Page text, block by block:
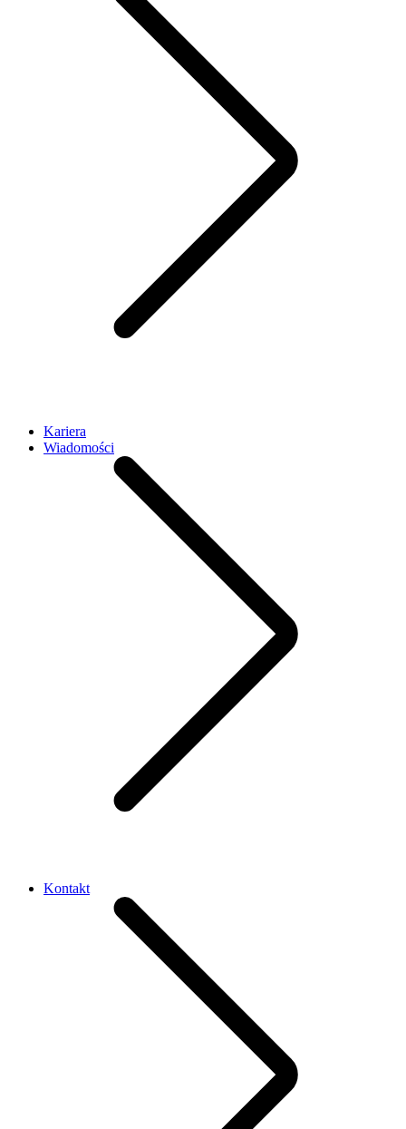
Kariera
Wiadomości
Kontakt